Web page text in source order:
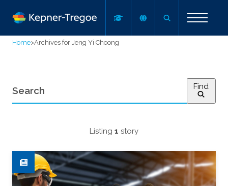
Home>Archives for Jeng Yi Choong
Find
Listing 1 story